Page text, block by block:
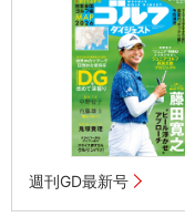
週刊GD最新号